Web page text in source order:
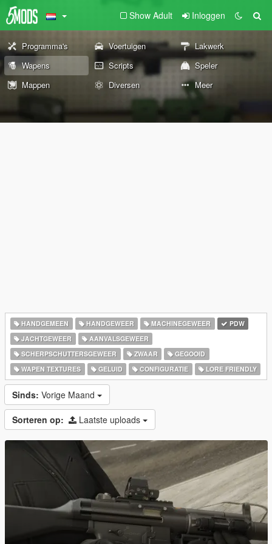
Show Adult Inloggen
Programma's Voertuigen
Lakwerk
Wapens
Scripts
Speler
Mappen
Diversen Meer
HANDGEMEEN HANDGEWEER MACHINEGEWEER
PDW
JACHTGEWEER
AANVALSGEWEER
SCHERPSCHUTTERSGEWEER
ZWAAR
GEGOOID
WAPEN TEXTURES
GELUID CONFIGURATIE LORE FRIENDLY
Sinds: Vorige Maand
Sorteren op: Laatste uploads